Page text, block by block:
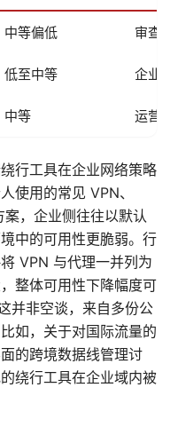
中等偏低 审查
低至中等 企业策
中等 运营商
行工具在企业网络策略
使用的常见 VPN、
，企业侧往往以默认
中的可用性更脆弱。行
VPN 与代理一并列为
整体可用性下降幅度可
并非空谈，来自多份公
如，关于对国际流量的
的跨境数据线管理讨
绕行工具在企业域内被